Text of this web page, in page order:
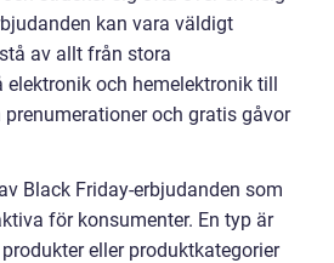
kan vara väldigt
av allt från stora
elektronik och hemelektronik till
och gratis gåvor
Black Friday-erbjudanden som
för konsumenter. En typ är
eller produktkategorier